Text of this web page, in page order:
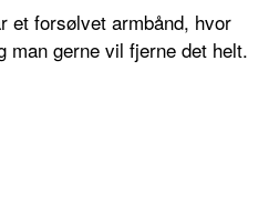
et forsølvet armbånd, hvor
gerne vil fjerne det helt.